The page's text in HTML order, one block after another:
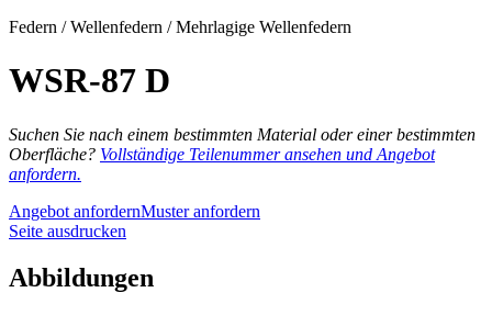
Federn / Wellenfedern / Mehrlagige Wellenfedern
WSR-87 D
Suchen Sie nach einem bestimmten Material oder einer bestimmten
Oberfläche? Vollständige Teilenummer ansehen und Angebot
anfordern.
Angebot anfordernMuster anfordern
Seite ausdrucken
Abbildungen